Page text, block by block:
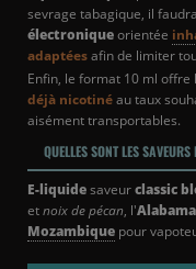
sevrage tabagique, il
électroniqueorientée
adaptéesafin de limiter
Enfin, le format 10 ml
déjà nicotinéau taux
aisément transportables.
QUELLES SONT LES
E-liquidesaveurclassic
etnoix de pécan, l'Alabama
Mozambique pour